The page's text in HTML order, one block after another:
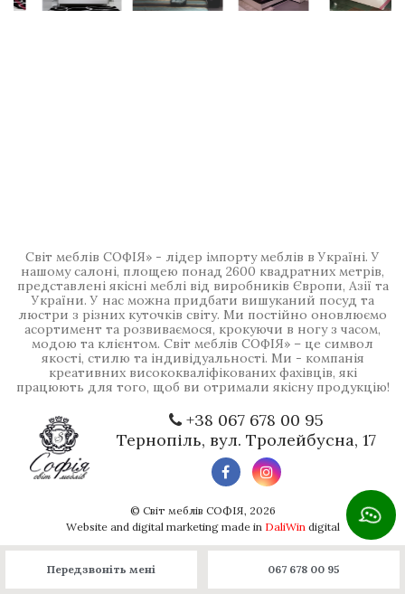
Передзвоніть мені 067 678 00 95
Світ меблів СОФІЯ» - лідер імпорту меблів в Україні. У
нашому салоні, площею понад 2600 квадратних метрів,
представлені якісні меблі від виробників Європи, Азії та
України. У нас можна придбати вишуканий посуд та
люстри з різних куточків світу. Ми постійно оновлюємо
асортимент та розвиваємося, крокуючи в ногу з часом,
модою та клієнтом. Світ меблів СОФІЯ» – це символ
якості, стилю та індивідуальності. Ми - компанія
креативних висококваліфікованих фахівців, які
працюють для того, щоб ви отримали якісну продукцію!
+38 067 678 00 95
Тернопіль, вул. Тролейбусна, 17
© Світ меблів СОФІЯ, 2026
Website and digital marketing made in DaliWindigital